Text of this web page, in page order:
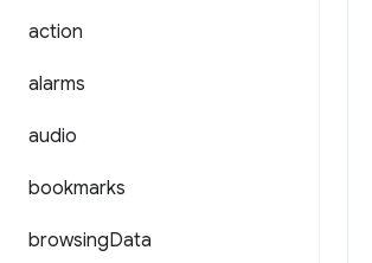
action
alarms
audio
bookmarks
browsingData